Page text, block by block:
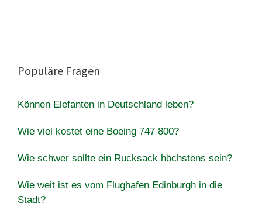
Populäre Fragen
Können Elefanten in Deutschland leben?
Wie viel kostet eine Boeing 747 800?
Wie schwer sollte ein Rucksack höchstens sein?
Wie weit ist es vom Flughafen Edinburgh in die
Stadt?